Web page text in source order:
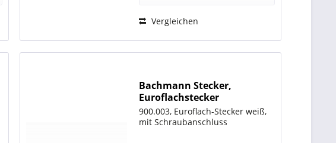
Vergleichen
Bachmann Stecker,
Euroflachstecker
Schraubanschluss weiß,
2,5A/250V,
900.003, Euroflach-Stecker weiß,
mit Schraubanschluss